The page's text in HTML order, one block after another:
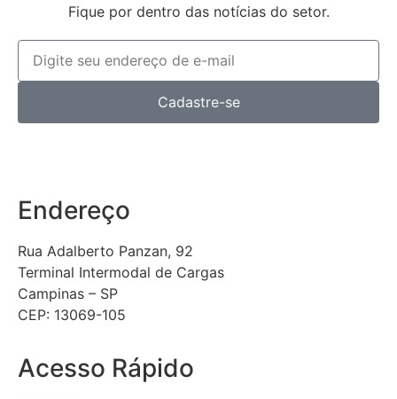
Fique por dentro das notícias do setor.
Cadastre-se
Endereço
Rua Adalberto Panzan, 92
Terminal Intermodal de Cargas
Campinas – SP
CEP: 13069-105
Acesso Rápido